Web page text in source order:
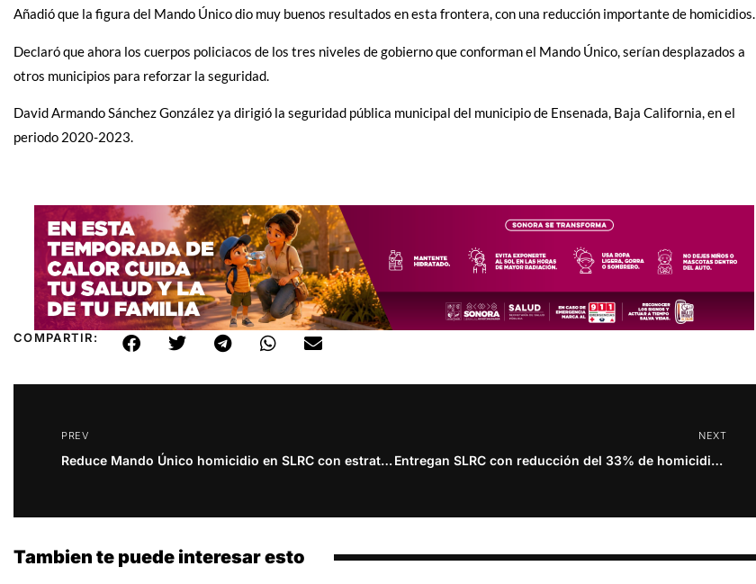
Añadió que la figura del Mando Único dio muy buenos resultados en esta frontera, con una reducción importante de homicidios.
Declaró que ahora los cuerpos policiacos de los tres niveles de gobierno que conforman el Mando Único, serían desplazados a
otros municipios para reforzar la seguridad.
David Armando Sánchez González ya dirigió la seguridad pública municipal del municipio de Ensenada, Baja California, en el
periodo 2020-2023.
COMPARTIR:
PREV
Reduce Mando Único homicidio en SLRC con estrategia encabezada por Gobernador Durazo
NEXT
Entregan SLRC con reducción del 33% de homicidios dolosos
Tambien te puede interesar esto